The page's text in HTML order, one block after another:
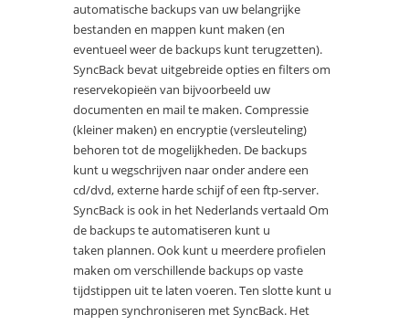
automatische backups van uw belangrijke
bestanden en mappen kunt maken (en
eventueel weer de backups kunt terugzetten).
SyncBack bevat uitgebreide opties en filters om
reservekopieën van bijvoorbeeld uw
documenten en mail te maken. Compressie
(kleiner maken) en encryptie (versleuteling)
behoren tot de mogelijkheden. De backups
kunt u wegschrijven naar onder andere een
cd/dvd, externe harde schijf of een ftp-server.
SyncBack is ook in het Nederlands vertaald Om
de backups te automatiseren kunt u
taken plannen. Ook kunt u meerdere profielen
maken om verschillende backups op vaste
tijdstippen uit te laten voeren. Ten slotte kunt u
mappen synchroniseren met SyncBack. Het